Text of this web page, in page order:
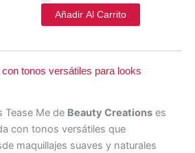
Añadir Al Carrito
tonos versátiles para looks
Tease Me de Beauty Creations es
con tonos versátiles que
maquillajes suaves y naturales